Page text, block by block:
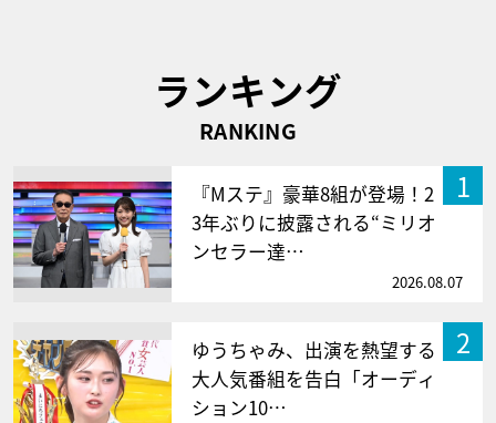
ランキング
RANKING
1
『Mステ』豪華8組が登場！2
3年ぶりに披露される“ミリオ
ンセラー達…
2026.08.07
2
ゆうちゃみ、出演を熱望する
大人気番組を告白「オーディ
ション10…